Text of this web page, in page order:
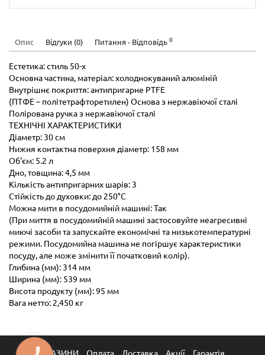
Опис Відгуки (0) Питання - Відповідь 0
Естетика: стиль 50-х
Основна частина, матеріал: холоднокуваний алюміній
Внутрішнє покриття: антипригарне PTFE
(ПТФЕ – політетрафторетилен) Основа з нержавіючої сталі
Полірована ручка з нержавіючої сталі
ТЕХНІЧНІ ХАРАКТЕРИСТИКИ
Діаметр: 30 см
Нижня контактна поверхня діаметр: 158 мм
Об'єм: 5.2 л
Дно, товщина: 4,5 мм
Кількість антипригарних шарів: 3
Стійкість до духовки: до 250°C
Можна мити в посудомийній машині: Так
(При миття в посудомийній машині застосовуйте неагресивні
миючі засоби та запускайте економічні та низькотемпературні
режими. Посудомийна машина не погіршує характеристики
посуду, але може змінити її початковий колір).
Глибина (мм): 314 мм
Ширина (мм): 539 мм
Висота продукту (мм): 95 мм
Вага нетто: 2,450 кг